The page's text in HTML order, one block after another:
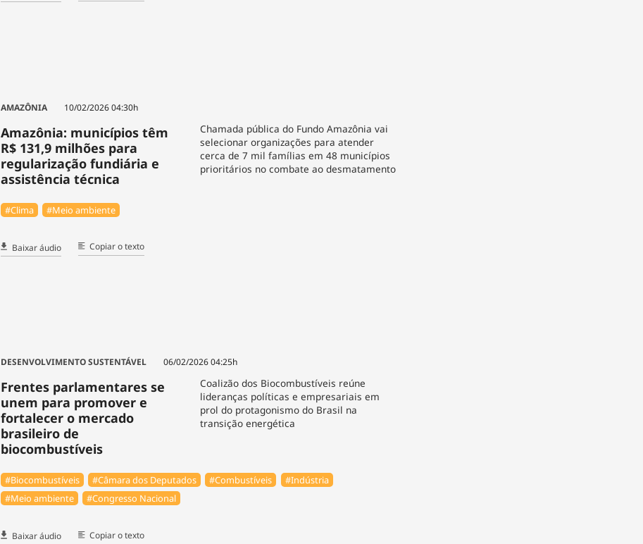
AMAZÔNIA 10/02/2026 04:30h
Amazônia: municípios têm
R$ 131,9 milhões para
regularização fundiária e
assistência técnica
Chamada pública do Fundo Amazônia vai
selecionar organizações para atender
cerca de 7 mil famílias em 48 municípios
prioritários no combate ao desmatamento
#Clima #Meio ambiente
Baixar áudio Copiar o texto
DESENVOLVIMENTO SUSTENTÁVEL 06/02/2026 04:25h
Frentes parlamentares se
unem para promover e
fortalecer o mercado
brasileiro de
biocombustíveis
Coalizão dos Biocombustíveis reúne
lideranças políticas e empresariais em
prol do protagonismo do Brasil na
transição energética
#Biocombustíveis #Câmara dos Deputados #Combustíveis
#Indústria
#Meio ambiente
#Congresso Nacional
Baixar áudio Copiar o texto